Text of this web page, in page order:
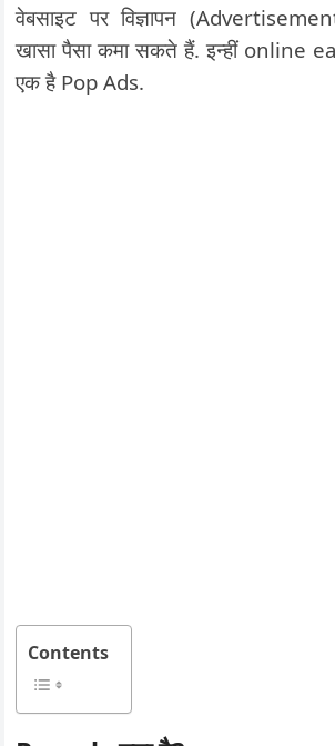
वेबसाइट पर विज्ञापन
खासा पैसा कमा सकते हैं. इन्हीं online
एक है Pop Ads.
Contents